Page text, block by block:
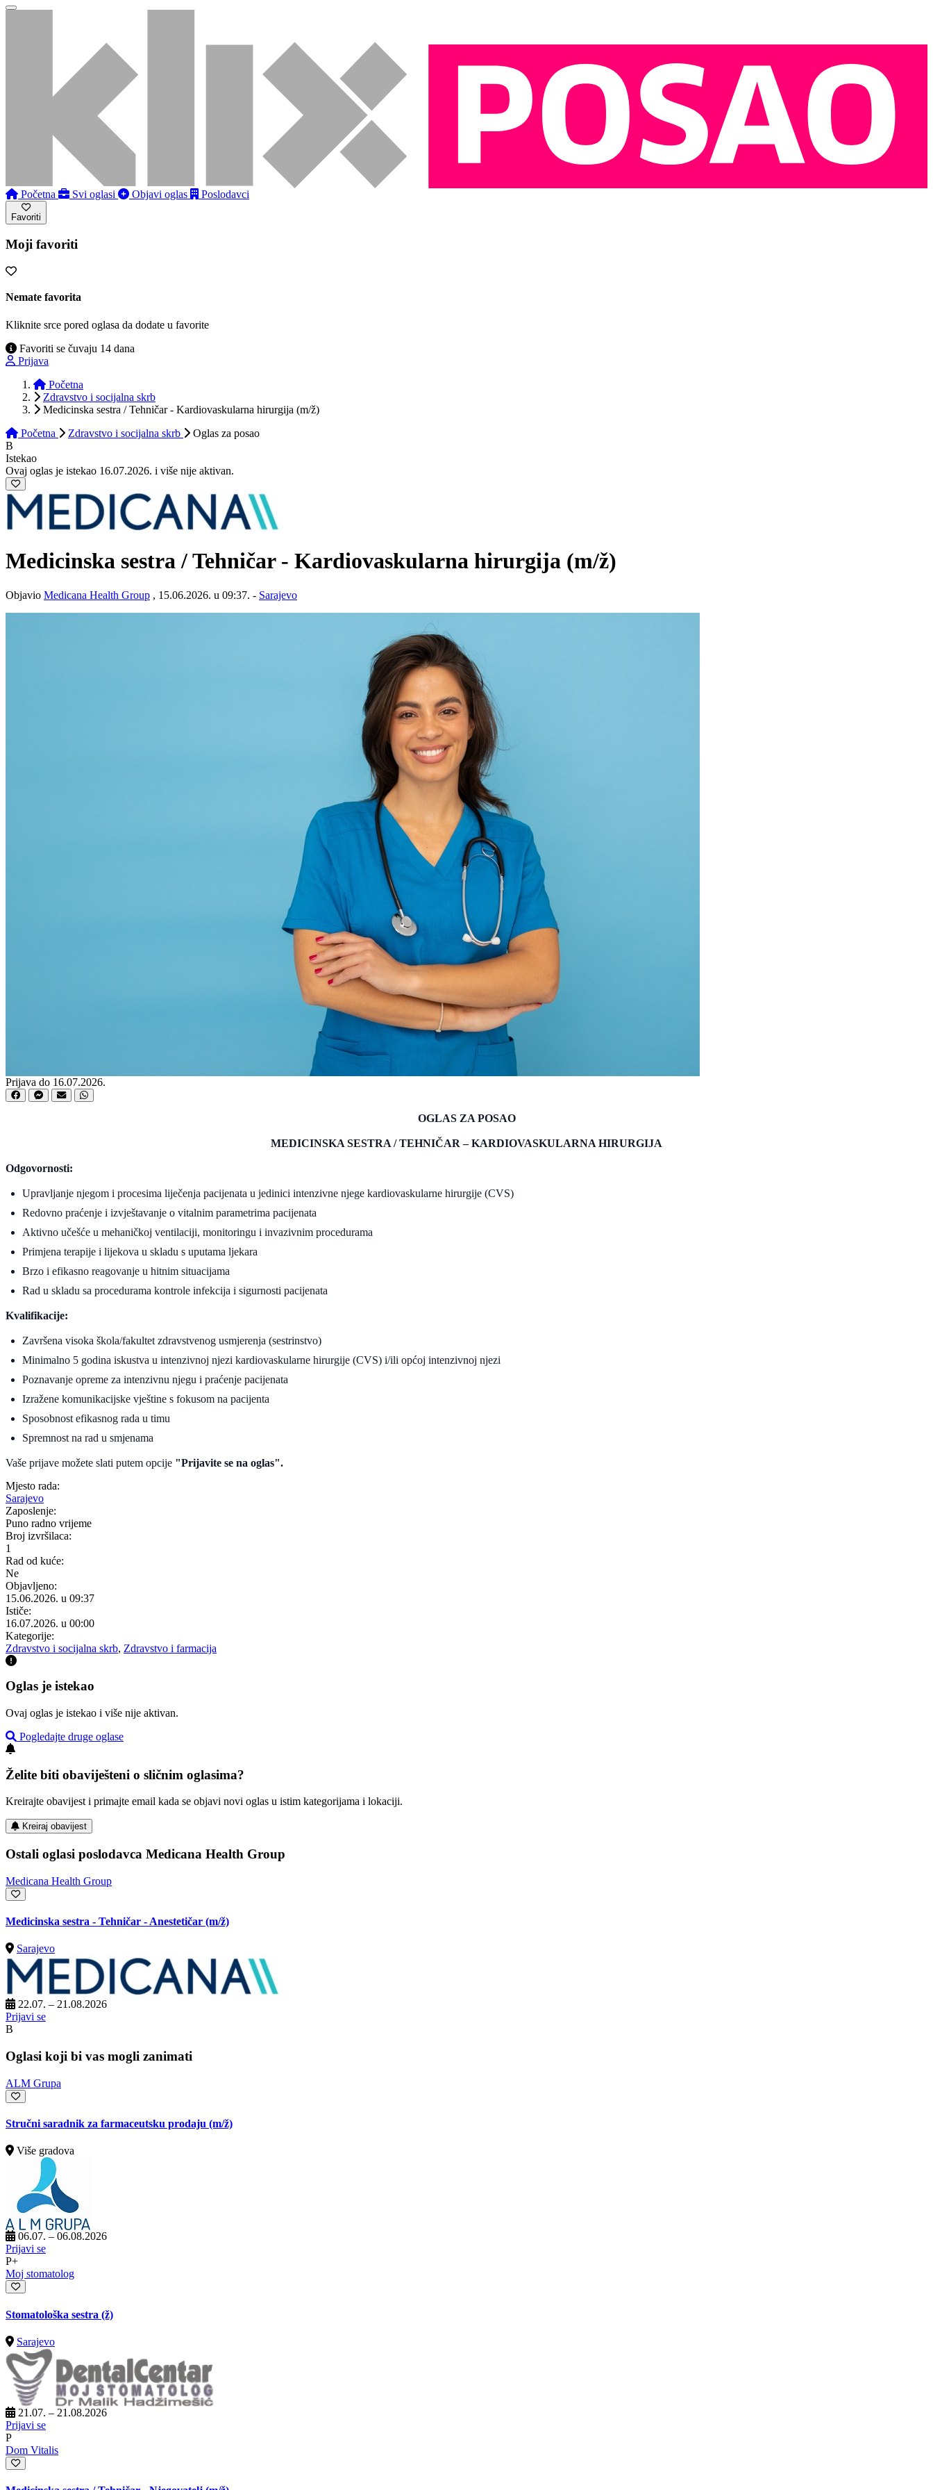
Početna Svi oglasi Objavi oglas Poslodavci
Favoriti
Moji favoriti
Nemate favorita
Kliknite srce pored oglasa da dodate u favorite
Favoriti se čuvaju 14 dana
Prijava
Početna
Zdravstvo i socijalna skrb
Medicinska sestra / Tehničar - Kardiovaskularna hirurgija (m/ž)
Početna
Zdravstvo i socijalna skrb Oglas za posao
B
Istekao
Ovaj oglas je istekao 16.07.2026. i više nije aktivan.
Medicinska sestra / Tehničar - Kardiovaskularna hirurgija (m/ž)
Objavio Medicana Health Group , 15.06.2026. u 09:37. - Sarajevo
Prijava do 16.07.2026.
OGLAS ZA POSAO
MEDICINSKA SESTRA / TEHNIČAR – KARDIOVASKULARNA HIRURGIJA
Odgovornosti:
Upravljanje njegom i procesima liječenja pacijenata u jedinici intenzivne njege kardiovaskularne hirurgije (CVS)
Redovno praćenje i izvještavanje o vitalnim parametrima pacijenata
Aktivno učešće u mehaničkoj ventilaciji, monitoringu i invazivnim procedurama
Primjena terapije i lijekova u skladu s uputama ljekara
Brzo i efikasno reagovanje u hitnim situacijama
Rad u skladu sa procedurama kontrole infekcija i sigurnosti pacijenata
Kvalifikacije:
Završena visoka škola/fakultet zdravstvenog usmjerenja (sestrinstvo)
Minimalno 5 godina iskustva u intenzivnoj njezi kardiovaskularne hirurgije (CVS) i/ili općoj intenzivnoj njezi
Poznavanje opreme za intenzivnu njegu i praćenje pacijenata
Izražene komunikacijske vještine s fokusom na pacijenta
Sposobnost efikasnog rada u timu
Spremnost na rad u smjenama
Vaše prijave možete slati putem opcije "Prijavite se na oglas".
Mjesto rada:
Sarajevo
Zaposlenje:
Puno radno vrijeme
Broj izvršilaca:
1
Rad od kuće:
Ne
Objavljeno:
15.06.2026. u 09:37
Ističe:
16.07.2026. u 00:00
Kategorije:
Zdravstvo i socijalna skrb, Zdravstvo i farmacija
Oglas je istekao
Ovaj oglas je istekao i više nije aktivan.
Pogledajte druge oglase
Želite biti obaviješteni o sličnim oglasima?
Kreirajte obavijest i primajte email kada se objavi novi oglas u istim kategorijama i lokaciji.
Kreiraj obavijest
Ostali oglasi poslodavca Medicana Health Group
Medicana Health Group
Medicinska sestra - Tehničar - Anestetičar (m/ž)
Sarajevo
22.07. – 21.08.2026
Prijavi se
B
Oglasi koji bi vas mogli zanimati
ALM Grupa
Stručni saradnik za farmaceutsku prodaju (m/ž)
Više gradova
06.07. – 06.08.2026
Prijavi se
P+
Moj stomatolog
Stomatološka sestra (ž)
Sarajevo
21.07. – 21.08.2026
Prijavi se
P
Dom Vitalis